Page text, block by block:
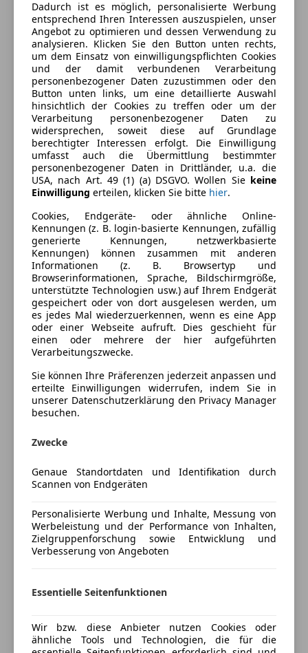
Schadstoffklasse
Euro 6d
Kraftstoff
Diesel
Ausstattung
Komfort
Armlehne
Beheizbare Frontscheibe
Beheizbares Lenkrad
Berganfahrassistent
Einparkhilfe
Einparkhilfe Sensoren hinten
Einparkhilfe Sensoren vorne
Elektrische Fensterheber
Elektrische Heckklappe
Elektrische Seitenspiegel
Getönte Scheiben
Klimaanlage
Klimaautomatik
Lederlenkrad
Lichtsensor
Lordosenstütze
Multifunktionslenkrad
Regensensor
Start/Stop-Automatik
teilb. Rücksitzbank
Unterhaltung/Media
Android Auto
Bluetooth
DAB-Radio
Freisprecheinrichtung
Mehr anzeigen
Farbe und Innenausstattung
Außenfarbe
Rot
Farbe der
Innenausstattung
Schwarz
Fahrzeugbeschreibung
Österreichisches Fahrzeug,
1.-Besitz,
**Neues Modell**
**Active**Ausführung
Tempomat,
Großes Radio/Navigationsdisplay,
beheizbar,
Android Auto, Apple Carplay, Klimatronik, DAB-Radio,
Spiegelung des Smartphones am Radiodisplay,
Multifunktionslenkrad, Lederlenkrad, Isofix,
Bluetooth-Freisprecheinrichtung, Getönte Scheiben
hinten,
Berganfahrhilfe,
und vieles mehr....
Mehr anzeigen
Preisbewertung
Mehr anzeigen
Versicherung
Kfz-Versicherung
Dadurch ist es möglich, personalisierte Werbung
entsprechend Ihren Interessen auszuspielen, unser
Angebot zu optimieren und dessen Verwendung zu
analysieren. Klicken Sie den Button unten rechts,
um dem Einsatz von einwilligungspflichten Cookies
und der damit verbundenen Verarbeitung
personenbezogener Daten zuzustimmen oder den
Button unten links, um eine detaillierte Auswahl
hinsichtlich der Cookies zu treffen oder um der
Verarbeitung personenbezogener Daten zu
widersprechen, soweit diese auf Grundlage
berechtigter Interessen erfolgt. Die Einwilligung
umfasst auch die Übermittlung bestimmter
personenbezogener Daten in Drittländer, u.a. die
USA, nach Art. 49 (1) (a) DSGVO. Wollen Sie keine
Einwilligung erteilen, klicken Sie bitte hier.
Cookies, Endgeräte- oder ähnliche Online-
Kennungen (z. B. login-basierte Kennungen, zufällig
generierte Kennungen, netzwerkbasierte
Kennungen) können zusammen mit anderen
Informationen (z. B. Browsertyp und
Browserinformationen, Sprache, Bildschirmgröße,
unterstützte Technologien usw.) auf Ihrem Endgerät
gespeichert oder von dort ausgelesen werden, um
es jedes Mal wiederzuerkennen, wenn es eine App
oder einer Webseite aufruft. Dies geschieht für
einen oder mehrere der hier aufgeführten
Verarbeitungszwecke.
Sie können Ihre Präferenzen jederzeit anpassen und
erteilte Einwilligungen widerrufen, indem Sie in
unserer Datenschutzerklärung den Privacy Manager
besuchen.
Zwecke
Genaue Standortdaten und Identifikation durch
Scannen von Endgeräten
Personalisierte Werbung und Inhalte, Messung von
Werbeleistung und der Performance von Inhalten,
Zielgruppenforschung sowie Entwicklung und
Verbesserung von Angeboten
Essentielle Seitenfunktionen
Wir bzw. diese Anbieter nutzen Cookies oder
ähnliche Tools und Technologien, die für die